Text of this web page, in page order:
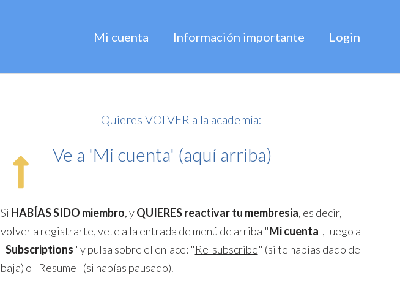
Mi cuenta Información importante Login
Quieres VOLVER a la academia:
Ve a 'Mi cuenta' (aquí arriba)
Si HABÍAS SIDO miembro, yQUIERES reactivar tu membresia, es decir,
volver a registrarte, vete a la entrada de menú de arriba "Mi cuenta", luego a
"Subscriptions" y pulsa sobre el enlace: "Re-subscribe" (si te habías dado de
baja) o "Resume" (si habías pausado).